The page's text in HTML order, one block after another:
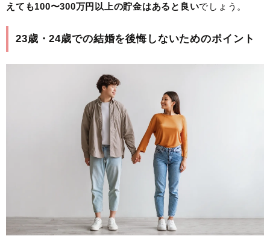
えても100〜300万円以上の貯金はあると良いでしょう。
23歳・24歳での結婚を後悔しないためのポイント